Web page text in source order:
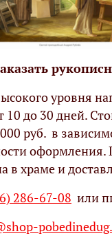
уровня
10 до 30 дней.
руб. в
оформления.
в храме и
286-67-08 или